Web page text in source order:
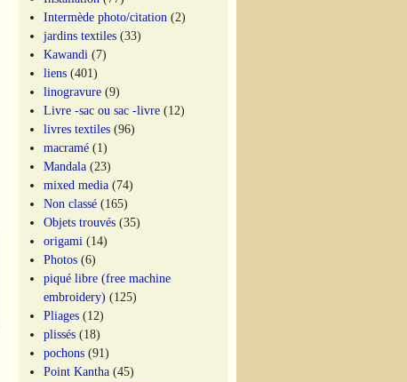
Intermède photo/citation (2)
jardins textiles (33)
Kawandi (7)
liens (401)
linogravure (9)
Livre -sac ou sac -livre (12)
livres textiles (96)
macramé (1)
Mandala (23)
mixed media (74)
Non classé (165)
Objets trouvés (35)
origami (14)
Photos (6)
piqué libre (free machine
embroidery) (125)
Pliages (12)
plissés (18)
pochons (91)
Point Kantha (45)